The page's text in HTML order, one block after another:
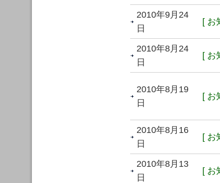
2010年9月24
日
[ お
2010年8月24
日
[ お
2010年8月19
日
[ お
2010年8月16
日
[ お
2010年8月13
日
[ お